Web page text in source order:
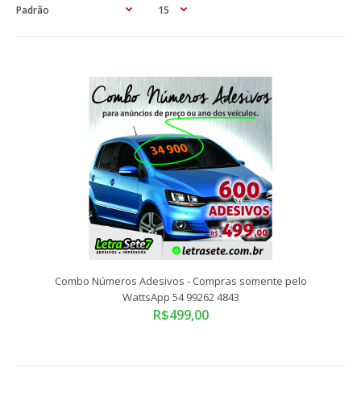
WattsApp 54 99262 4843
R$499,00
Combo Números Adesivos - Compras somente pelo
WattsApp 54 99262 4843
R$499,00